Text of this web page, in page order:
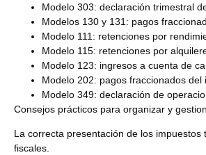
Modelo 303: declaración trimestral
Modelos 130 y 131: pagos
Modelo 111: retenciones por
Modelo 115: retenciones por
Modelo 123: ingresos a cuenta de
Modelo 202: pagos fraccionados del
Modelo 349: declaración de
Consejos prácticos para organizar y
La correcta presentación de los
fiscales.